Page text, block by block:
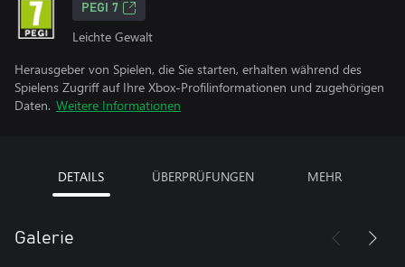
PEGI 7
Leichte Gewalt
Herausgeber von Spielen, die Sie starten, erhalten während des
Spielens Zugriff auf Ihre Xbox-Profilinformationen und zugehörigen
Daten. Weitere Informationen
DETAILS ÜBERPRÜFUNGEN MEHR
Galerie